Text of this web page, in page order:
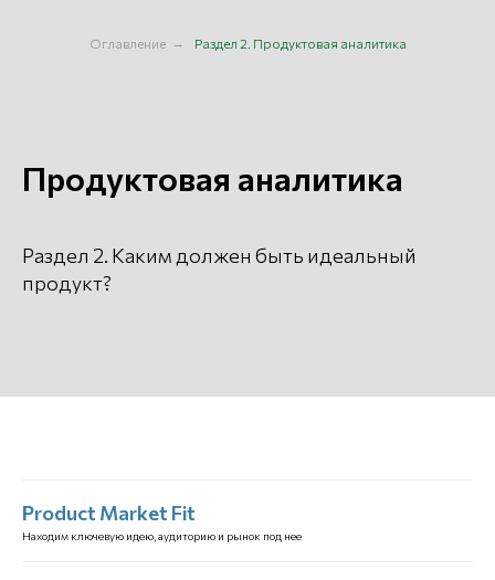
Оглавление → Раздел 2. Продуктовая аналитика
Продуктовая аналитика
Раздел 2. Каким должен быть идеальный
продукт?
Product Market Fit
Находим ключевую идею, аудиторию и рынок под нее